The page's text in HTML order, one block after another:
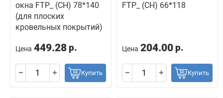
окна FTP_ (CH) 78*140
(для плоских
кровельных покрытий)
Цена 449.28 р.
Купить
FTP_ (CH) 66*118
Цена 204.00 р.
Купить